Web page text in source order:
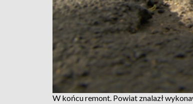
W końcu remont. Powiat znalazł